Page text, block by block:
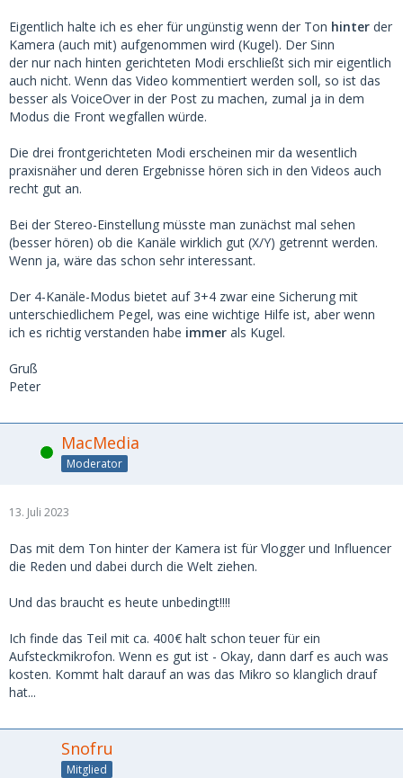
Eigentlich halte ich es eher für ungünstig wenn der Ton hinter der
Kamera (auch mit) aufgenommen wird (Kugel). Der Sinn
der nur nach hinten gerichteten Modi erschließt sich mir eigentlich
auch nicht. Wenn das Video kommentiert werden soll, so ist das
besser als VoiceOver in der Post zu machen, zumal ja in dem
Modus die Front wegfallen würde.
Die drei frontgerichteten Modi erscheinen mir da wesentlich
praxisnäher und deren Ergebnisse hören sich in den Videos auch
recht gut an.
Bei der Stereo-Einstellung müsste man zunächst mal sehen
(besser hören) ob die Kanäle wirklich gut (X/Y) getrennt werden.
Wenn ja, wäre das schon sehr interessant.
Der 4-Kanäle-Modus bietet auf 3+4 zwar eine Sicherung mit
unterschiedlichem Pegel, was eine wichtige Hilfe ist, aber wenn
ich es richtig verstanden habe immer als Kugel.
Gruß
Peter
Online MacMedia
Moderator
13. Juli 2023
Das mit dem Ton hinter der Kamera ist für Vlogger und Influencer
die Reden und dabei durch die Welt ziehen.
Und das braucht es heute unbedingt!!!!
Ich finde das Teil mit ca. 400€ halt schon teuer für ein
Aufsteckmikrofon. Wenn es gut ist - Okay, dann darf es auch was
kosten. Kommt halt darauf an was das Mikro so klanglich drauf
hat...
Snofru
Mitglied